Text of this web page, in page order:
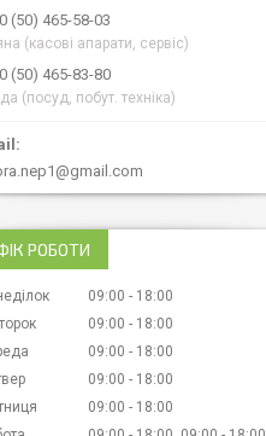
(50) 465-58-03
(касові апарати, сервіс)
(50) 465-83-80
(посуд, побут. техніка)
РОБОТИ
09:00
18:00
09:00
18:00
09:00
18:00
09:00
18:00
09:00
18:00